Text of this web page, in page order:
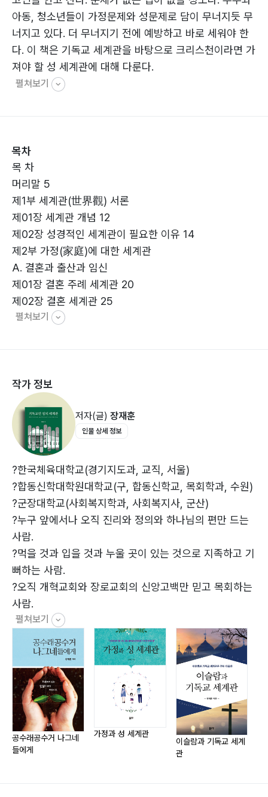
아동, 청소년들이 가정문제와 성문제로 담이 무너지듯 무
너지고 있다. 더 무너지기 전에 예방하고 바로 세워야 한
다. 이 책은 기독교 세계관을 바탕으로 크리스천이라면 가
져야 할 성 세계관에 대해 다룬다.
펼쳐보기
목차
목 차
머리말 5
제1부 세계관(世界觀) 서론
제01장 세계관 개념 12
제02장 성경적인 세계관이 필요한 이유 14
제2부 가정(家庭)에 대한 세계관
A. 결혼과 출산과 임신
제01장 결혼 주례 세계관 20
제02장 결혼 세계관 25
제03장 이혼 세계관 28
제07장 인공수정과 시험관 수정 세계관 40
제08장 불임 세계관 42
제09장 금혼 세계관 44
제10장 독신 세계관 46
제11장 결혼예단 세계관 48
제12장 결혼비용 세계관 51
제13장 결혼주례자 세계관 54
제14장 결혼식 장소 세계관 56
제15장 결혼폐백 세계관 58
제16장 결혼 전 예비부부 상담 및 교육 세계관 60
제17장 낙태 세계관 62
제18장 결혼식 이벤트 세계관 64
제19장 결혼조건 세계관 68
제20장 연애나 중매로 만남 시 검증 세계관 71
제21장 혼전 계약서 세계관 74
제22장 신혼집 장만 세계관 81
제23장 결혼준비 세계관 84
제24장 졸혼 세계관 88
제25장 비혼 출산 세계관 92
B. 부모와 부부와 가정
제01장 미혼모 세계관 96
제02장 부모 본분 세계관 98
제03장 대리모와 대리부 세계관 101
펼쳐보기
작가 정보
저자(글) 장재훈
인물 상세 정보
?한국체육대학교(경기지도과, 교직, 서울)
?합동신학대학원대학교(구, 합동신학교, 목회학과, 수원)
?군장대학교(사회복지학과, 사회복지사, 군산)
?누구 앞에서나 오직 진리와 정의와 하나님의 편만 드는
사람.
?먹을 것과 입을 것과 누울 곳이 있는 것으로 지족하고 기
뻐하는 사람.
?오직 개혁교회와 장로교회의 신앙고백만 믿고 목회하는
사람.
?정직하고 공의롭게 살려고 몸부림치는 사람.
?현, 내흥교회 목사(군산, 1996~)
저서
『가정 인성교육 이렇게 하라』, 『교회 인성교육 이렇게 하
라』, 『이단 불건전 예방 교과서』, 『불편한 의문』, 『성경적
가정 세계관 교과서』, 『인성 교과서』, 『별세 장례 핸드
북』, 『공수래공수거 나그네들에게』, 『가정과 성 세계관』,
『이슬람과 기독교 세계관』, 『천주교와 개신교 세계관』,
펼쳐보기
공수래공수거 나그네
들에게
가정과 성 세계관
이슬람과 기독교 세계
관